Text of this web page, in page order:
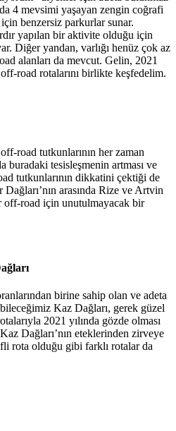
4 mevsimi yaşayan zengin coğrafi
benzersiz parkurlar sunar.
yapılan bir aktivite olduğu için
Diğer yandan, varlığı henüz çok az
alanları da mevcut. Gelin, 2021
road rotalarını birlikte keşfedelim.
road tutkunlarının her zaman
buradaki tesisleşmenin artması ve
tutkunlarının dikkatini çektiği de
arasında Rize ve Artvin
off-road için unutulmayacak bir
birine sahip olan ve adeta
Kaz Dağları, gerek güzel
2021 yılında gözde olması
Dağları’nın eteklerinden zirveye
rota olduğu gibi farklı rotalar da